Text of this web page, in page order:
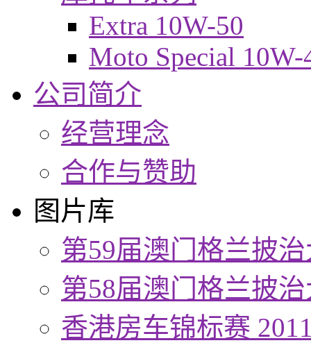
Extra 10W-50
Moto Special 10W-
公司简介
经营理念
合作与赞助
图片库
第59届澳门格兰披
第58届澳门格兰披
香港房车锦标赛